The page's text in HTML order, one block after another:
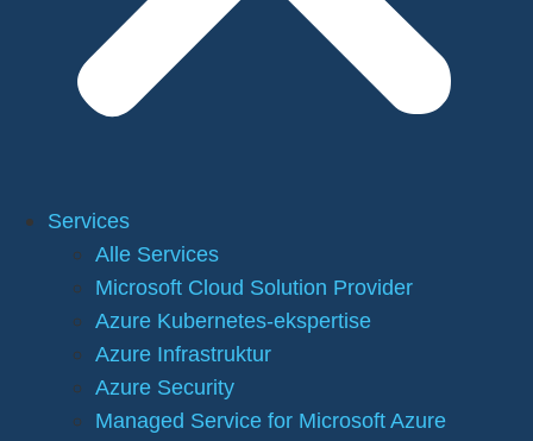
Services
Alle Services
Microsoft Cloud Solution Provider
Azure Kubernetes-ekspertise
Azure Infrastruktur
Azure Security
Managed Service for Microsoft Azure